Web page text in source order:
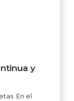
y
En el